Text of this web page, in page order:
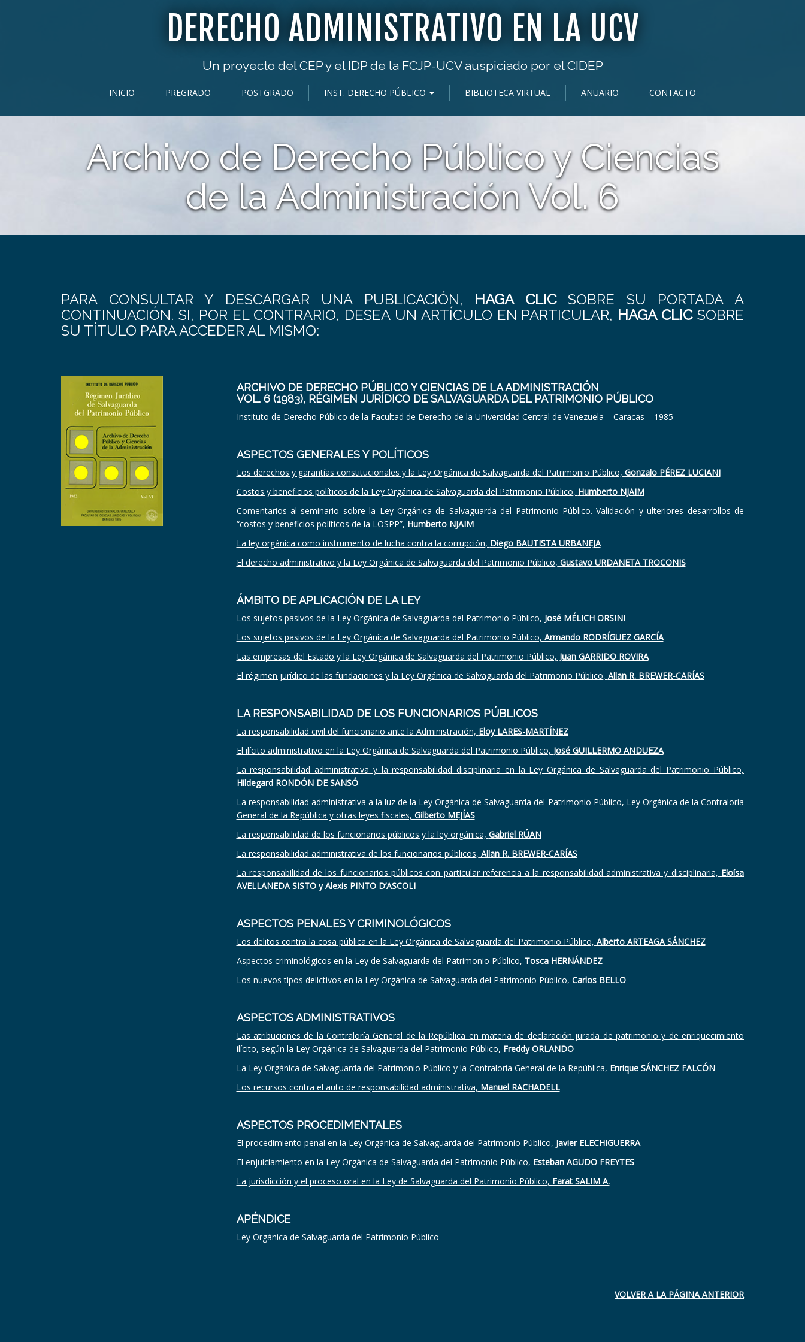
DERECHO ADMINISTRATIVO EN LA UCV
Un proyecto del CEP y el IDP de la FCJP-UCV auspiciado por el CIDEP
INICIO PREGRADO POSTGRADO INST. DERECHO PÚBLICO BIBLIOTECA VIRTUAL ANUARIO CONTACTO
Archivo de Derecho Público y Ciencias
de la Administración Vol. 6
PARA CONSULTAR Y DESCARGAR UNA PUBLICACIÓN, HAGA CLICSOBRE SU PORTADA A
CONTINUACIÓN. SI, POR EL CONTRARIO, DESEA UN ARTÍCULO EN PARTICULAR, HAGA CLICSOBRE
SU TÍTULO PARA ACCEDER AL MISMO:
ARCHIVO DE DERECHO PÚBLICO Y CIENCIAS DE LA ADMINISTRACIÓN
VOL. 6 (1983), RÉGIMEN JURÍDICO DE SALVAGUARDA DEL PATRIMONIO PÚBLICO
Instituto de Derecho Público de la Facultad de Derecho de la Universidad Central de Venezuela – Caracas – 1985
ASPECTOS GENERALES Y POLÍTICOS
Los derechos y garantías constitucionales y la Ley Orgánica de Salvaguarda del Patrimonio Público, Gonzalo PÉREZ LUCIANI
Costos y beneficios políticos de la Ley Orgánica de Salvaguarda del Patrimonio Público, Humberto NJAIM
Comentarios al seminario sobre la Ley Orgánica de Salvaguarda del Patrimonio Público. Validación y ulteriores desarrollos de
“costos y beneficios políticos de la LOSPP”, Humberto NJAIM
La ley orgánica como instrumento de lucha contra la corrupción, Diego BAUTISTA URBANEJA
El derecho administrativo y la Ley Orgánica de Salvaguarda del Patrimonio Público, Gustavo URDANETA TROCONIS
ÁMBITO DE APLICACIÓN DE LA LEY
Los sujetos pasivos de la Ley Orgánica de Salvaguarda del Patrimonio Público, José MÉLICH ORSINI
Los sujetos pasivos de la Ley Orgánica de Salvaguarda del Patrimonio Público, Armando RODRÍGUEZ GARCÍA
Las empresas del Estado y la Ley Orgánica de Salvaguarda del Patrimonio Público, Juan GARRIDO ROVIRA
El régimen jurídico de las fundaciones y la Ley Orgánica de Salvaguarda del Patrimonio Público, Allan R. BREWER-CARÍAS
LA RESPONSABILIDAD DE LOS FUNCIONARIOS PÚBLICOS
La responsabilidad civil del funcionario ante la Administración, Eloy LARES-MARTÍNEZ
El ilícito administrativo en la Ley Orgánica de Salvaguarda del Patrimonio Público, José GUILLERMO ANDUEZA
La responsabilidad administrativa y la responsabilidad disciplinaria en la Ley Orgánica de Salvaguarda del Patrimonio Público,
Hildegard RONDÓN DE SANSÓ
La responsabilidad administrativa a la luz de la Ley Orgánica de Salvaguarda del Patrimonio Público, Ley Orgánica de la Contraloría
General de la República y otras leyes fiscales, Gilberto MEJÍAS
La responsabilidad de los funcionarios públicos y la ley orgánica, Gabriel RÚAN
La responsabilidad administrativa de los funcionarios públicos, Allan R. BREWER-CARÍAS
La responsabilidad de los funcionarios públicos con particular referencia a la responsabilidad administrativa y disciplinaria, Eloísa
AVELLANEDA SISTO y Alexis PINTO D’ASCOLI
ASPECTOS PENALES Y CRIMINOLÓGICOS
Los delitos contra la cosa pública en la Ley Orgánica de Salvaguarda del Patrimonio Público, Alberto ARTEAGA SÁNCHEZ
Aspectos criminológicos en la Ley de Salvaguarda del Patrimonio Público, Tosca HERNÁNDEZ
Los nuevos tipos delictivos en la Ley Orgánica de Salvaguarda del Patrimonio Público, Carlos BELLO
ASPECTOS ADMINISTRATIVOS
Las atribuciones de la Contraloría General de la República en materia de declaración jurada de patrimonio y de enriquecimiento
ilícito, según la Ley Orgánica de Salvaguarda del Patrimonio Público, Freddy ORLANDO
La Ley Orgánica de Salvaguarda del Patrimonio Público y la Contraloría General de la República, Enrique SÁNCHEZ FALCÓN
Los recursos contra el auto de responsabilidad administrativa, Manuel RACHADELL
ASPECTOS PROCEDIMENTALES
El procedimiento penal en la Ley Orgánica de Salvaguarda del Patrimonio Público, Javier ELECHIGUERRA
El enjuiciamiento en la Ley Orgánica de Salvaguarda del Patrimonio Público, Esteban AGUDO FREYTES
La jurisdicción y el proceso oral en la Ley de Salvaguarda del Patrimonio Público, Farat SALIM A.
APÉNDICE
Ley Orgánica de Salvaguarda del Patrimonio Público
VOLVER A LA PÁGINA ANTERIOR